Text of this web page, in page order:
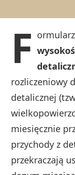
F ormularz
rozliczeniowy
detalicznej
miesięcznie
przychody z
przekraczają